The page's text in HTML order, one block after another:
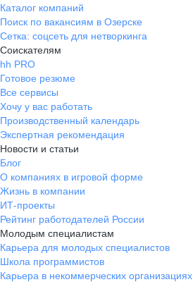
Каталог компаний
Поиск по вакансиям в Озерске
Сетка: соцсеть для нетворкинга
Соискателям
hh PRO
Готовое резюме
Все сервисы
Хочу у вас работать
Производственный календарь
Экспертная рекомендация
Новости и статьи
Блог
О компаниях в игровой форме
Жизнь в компании
ИТ-проекты
Рейтинг работодателей России
Молодым специалистам
Карьера для молодых специалистов
Школа программистов
Карьера в некоммерческих организациях